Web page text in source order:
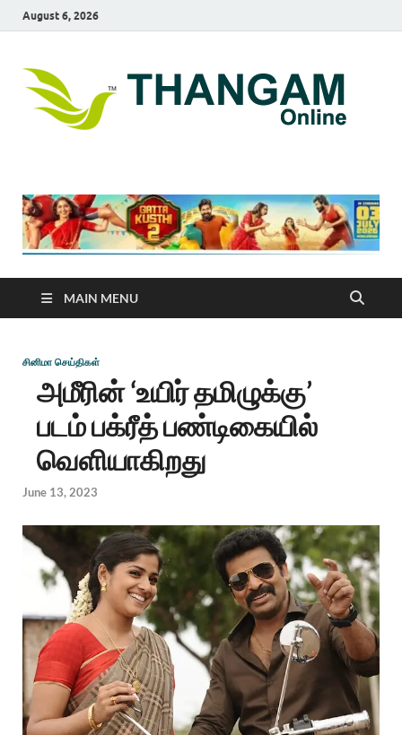
August 6, 2026
MAIN MENU
சினிமா செய்திகள்
அமீரின் ‘உயிர் தமிழுக்கு’
படம் பக்ரீத் பண்டிகையில்
வெளியாகிறது
June 13, 2023